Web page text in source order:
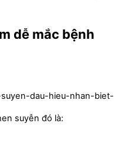
dễ mắc bệnh
dau-hieu-nhan-biet-
suyễn đó là: